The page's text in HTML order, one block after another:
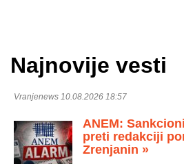
Najnovije vesti
Vranjenews 10.08.2026 18:57
ANEM:
preti redakciji
Zrenjanin »